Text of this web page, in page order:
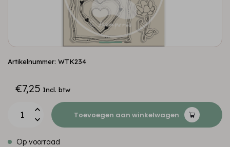
Artikelnummer: WTK234
€7,25 Incl. btw
Toevoegen aan winkelwagen
Op voorraad